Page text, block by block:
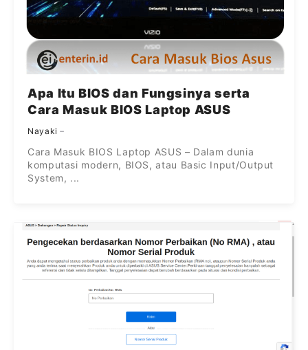
Apa Itu BIOS dan Fungsinya serta
Cara Masuk BIOS Laptop ASUS
Nayaki
Cara Masuk BIOS Laptop ASUS – Dalam dunia
komputasi modern, BIOS, atau Basic Input/Output
System, ...